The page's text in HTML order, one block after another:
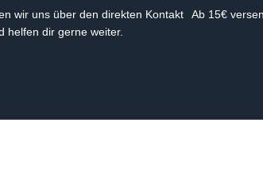
wir uns über den direkten Kontakt
helfen dir gerne weiter.
Ab 15€